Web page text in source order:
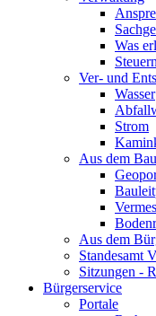
Was
Ver- und
Wasser
Strom
Aus dem
Aus dem
Standesamt
Sitzungen -
Bürgerservice
Portale